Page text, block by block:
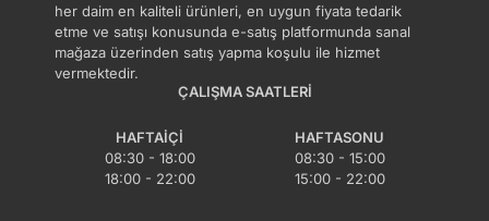
14 gün içinde ücretsiz iade. Detaylı bilgi için
tıklayın.
her daim en kaliteli ürünleri, en uygun fiyata tedarik
etme ve satışı konusunda e-satış platformunda sanal
mağaza üzerinden satış yapma koşulu ile hizmet
vermektedir.
ÇALIŞMA SAATLERI
HAFTAIÇI
08:30 - 18:00
18:00 - 22:00
HAFTASONU
08:30 - 15:00
15:00 - 22:00